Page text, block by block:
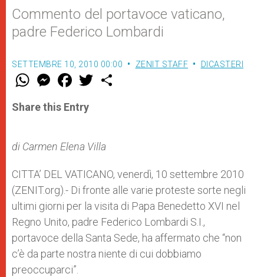
Commento del portavoce vaticano,
padre Federico Lombardi
SETTEMBRE 10, 2010 00:00 ZENIT STAFF DICASTERI
W
t
s
M
e
s
e
r
F
a
e
b
w
Share this Entry
di Carmen Elena Villa
CITTA’ DEL VATICANO, venerdì, 10 settembre 2010
(ZENIT.org).- Di fronte alle varie proteste sorte negli
ultimi giorni per la visita di Papa Benedetto XVI nel
Regno Unito, padre Federico Lombardi S.I.,
portavoce della Santa Sede, ha affermato che “non
c’è da parte nostra niente di cui dobbiamo
preoccuparci”.